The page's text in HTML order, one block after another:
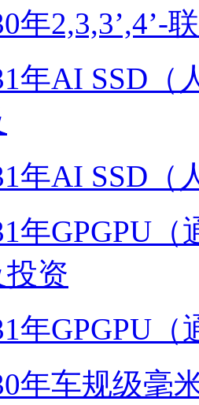
年2,3,3’,4’-
年AI SSD
年AI SSD（
年GPGPU
资
年GPGPU
年车规级毫